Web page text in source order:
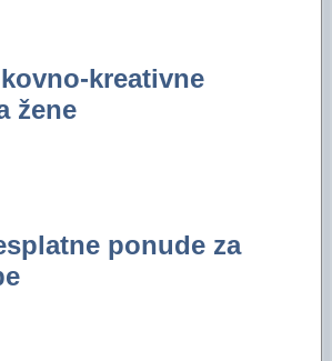
kreativne
žene
ponude za